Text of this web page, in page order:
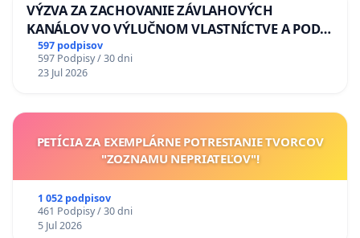
VÝZVA ZA ZACHOVANIE ZÁVLAHOVÝCH
KANÁLOV VO VÝLUČNOM VLASTNÍCTVE A POD
KONTROLOU SLOVENSKEJ REPUBLIKY & žiadosť
na riešenie zanedbaného stavu závlahových a
odvodňovacích kanálov na Slovensku
597 podpisov
597 Podpisy / 30 dni
23 Jul 2026
PETÍCIA ZA EXEMPLÁRNE POTRESTANIE TVORCOV
"ZOZNAMU NEPRIATEĽOV"!
1 052 podpisov
461 Podpisy / 30 dni
5 Jul 2026